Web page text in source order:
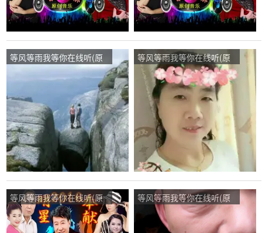
等风等雨我等你在线听(原
唱是音乐走廊/歌一生)，乐
的！“起点”演唱点播:228次
等风等雨我等你在线听(原
唱是花树)，美丽芳香演唱
点播:382次
等风等雨我等你在线听(原
唱是花树)，向着幸福前进
演唱点播:86次
等风等雨我等你在线听(原
唱是花树)，向往未来演唱
点播:14次